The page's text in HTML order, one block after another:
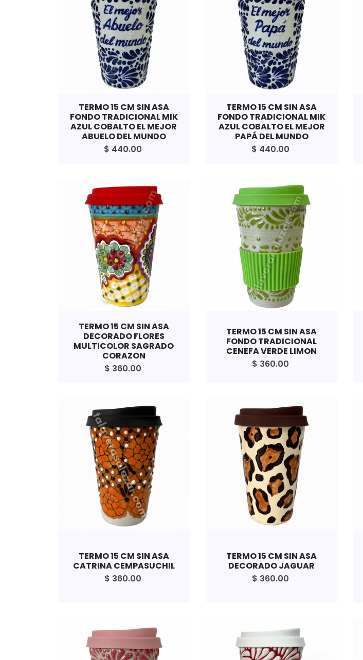
TERMO 15 CM SIN ASA
FONDO TRADICIONAL MIK
AZUL COBALTO EL MEJOR
ABUELO DEL MUNDO
$ 440.00
TERMO 15 CM SIN ASA
FONDO TRADICIONAL MIK
AZUL COBALTO EL MEJOR
PAPÁ DEL MUNDO
$ 440.00
TERMO 15 CM SIN ASA
DECORADO FLORES
MULTICOLOR SAGRADO
CORAZON
$ 360.00
TERMO 15 CM SIN ASA
FONDO TRADICIONAL
CENEFA VERDE LIMON
$ 360.00
TERMO 15 CM SIN ASA
CATRINA CEMPASUCHIL
$ 360.00
TERMO 15 CM SIN ASA
DECORADO JAGUAR
$ 360.00